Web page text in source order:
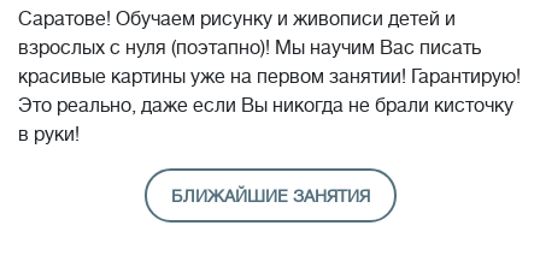
Саратове! Обучаем рисунку и живописи детей и
взрослых с нуля (поэтапно)! Мы научим Вас писать
красивые картины уже на первом занятии! Гарантирую!
Это реально, даже если Вы никогда не брали кисточку
в руки!
БЛИЖАЙШИЕ ЗАНЯТИЯ